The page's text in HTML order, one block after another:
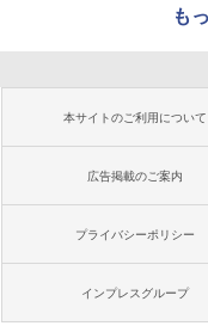
も
本サイトのご利用について
広告掲載のご案内
プライバシーポリシー
インプレスグループ